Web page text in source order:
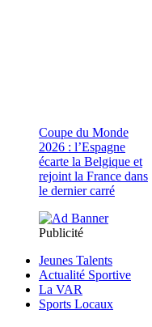
Coupe du Monde
2026 : l’Espagne
écarte la Belgique et
rejoint la France dans
le dernier carré
Publicité
Jeunes Talents
Actualité Sportive
La VAR
Sports Locaux